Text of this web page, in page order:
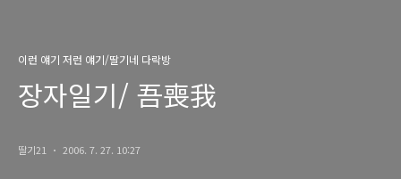
이런 얘기 저런 얘기/딸기네 다락방
장자일기/ 吾喪我
딸기21 2006. 7. 27. 10:27